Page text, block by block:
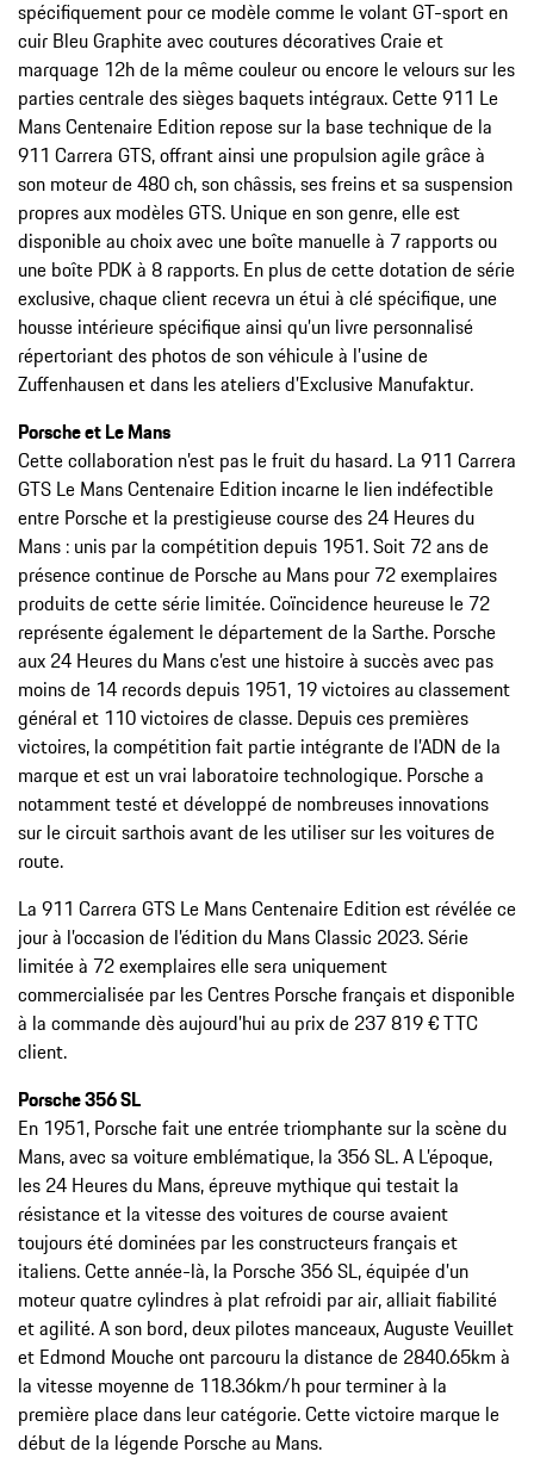
spécifiquement pour ce modèle comme le volant GT-sport en
cuir Bleu Graphite avec coutures décoratives Craie et
marquage 12h de la même couleur ou encore le velours sur les
parties centrale des sièges baquets intégraux. Cette 911 Le
Mans Centenaire Edition repose sur la base technique de la
911 Carrera GTS, offrant ainsi une propulsion agile grâce à
son moteur de 480 ch, son châssis, ses freins et sa suspension
propres aux modèles GTS. Unique en son genre, elle est
disponible au choix avec une boîte manuelle à 7 rapports ou
une boîte PDK à 8 rapports. En plus de cette dotation de série
exclusive, chaque client recevra un étui à clé spécifique, une
housse intérieure spécifique ainsi qu’un livre personnalisé
répertoriant des photos de son véhicule à l’usine de
Zuffenhausen et dans les ateliers d’Exclusive Manufaktur.
Porsche et Le Mans
Cette collaboration n’est pas le fruit du hasard. La 911 Carrera
GTS Le Mans Centenaire Edition incarne le lien indéfectible
entre Porsche et la prestigieuse course des 24 Heures du
Mans : unis par la compétition depuis 1951. Soit 72 ans de
présence continue de Porsche au Mans pour 72 exemplaires
produits de cette série limitée. Coïncidence heureuse le 72
représente également le département de la Sarthe. Porsche
aux 24 Heures du Mans c’est une histoire à succès avec pas
moins de 14 records depuis 1951, 19 victoires au classement
général et 110 victoires de classe. Depuis ces premières
victoires, la compétition fait partie intégrante de l’ADN de la
marque et est un vrai laboratoire technologique. Porsche a
notamment testé et développé de nombreuses innovations
sur le circuit sarthois avant de les utiliser sur les voitures de
route.
La 911 Carrera GTS Le Mans Centenaire Edition est révélée ce
jour à l’occasion de l’édition du Mans Classic 2023. Série
limitée à 72 exemplaires elle sera uniquement
commercialisée par les Centres Porsche français et disponible
à la commande dès aujourd’hui au prix de 237 819 € TTC
client.
Porsche 356 SL
En 1951, Porsche fait une entrée triomphante sur la scène du
Mans, avec sa voiture emblématique, la 356 SL. A L’époque,
les 24 Heures du Mans, épreuve mythique qui testait la
résistance et la vitesse des voitures de course avaient
toujours été dominées par les constructeurs français et
italiens. Cette année-là, la Porsche 356 SL, équipée d’un
moteur quatre cylindres à plat refroidi par air, alliait fiabilité
et agilité. A son bord, deux pilotes manceaux, Auguste Veuillet
et Edmond Mouche ont parcouru la distance de 2840.65km à
la vitesse moyenne de 118.36km/h pour terminer à la
première place dans leur catégorie. Cette victoire marque le
début de la légende Porsche au Mans.